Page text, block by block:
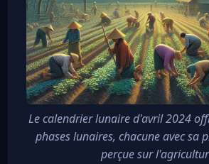
Le calendrier lunaire d'avril 2024
phases lunaires, chacune avec sa
perçue sur